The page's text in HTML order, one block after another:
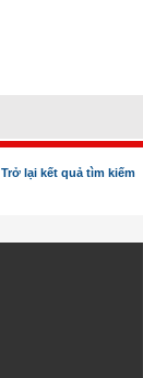
Trở lại kết quả tìm kiếm